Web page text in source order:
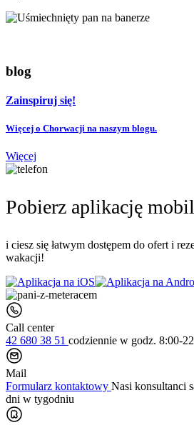
blog
Zainspiruj się!
Więcej o Chorwacji na naszym blogu.
Więcej
Pobierz aplikację
i ciesz się łatwym dostępem do ofert i
wakacji!
Call center
42 680 38 51 codziennie w godz. 8:00-
Mail
Formularz kontaktowy Nasi konsultanci
dni w tygodniu